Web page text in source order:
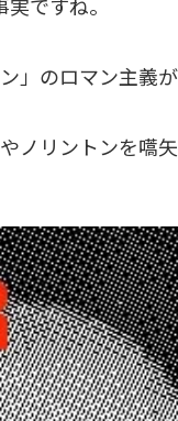
のロマン主義が
ノリントンを嚆